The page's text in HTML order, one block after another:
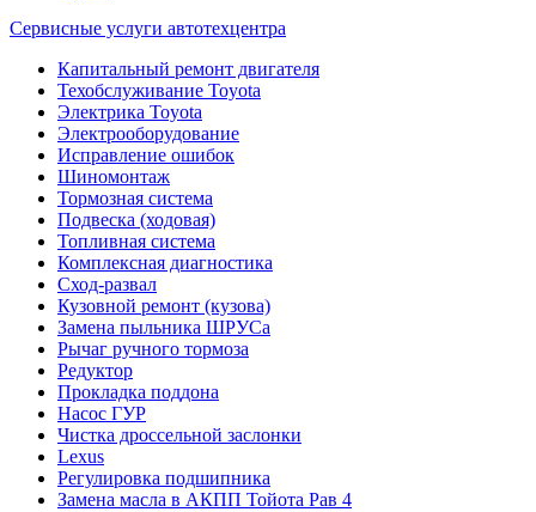
Сервисные услуги автотехцентра
Капитальный ремонт двигателя
Техобслуживание Toyota
Электрика Toyota
Электрооборудование
Исправление ошибок
Шиномонтаж
Тормозная система
Подвеска (ходовая)
Топливная система
Комплексная диагностика
Сход-развал
Кузовной ремонт (кузова)
Замена пыльника ШРУСа
Рычаг ручного тормоза
Редуктор
Прокладка поддона
Насос ГУР
Чистка дроссельной заслонки
Lexus
Регулировка подшипника
Замена масла в АКПП Тойота Рав 4